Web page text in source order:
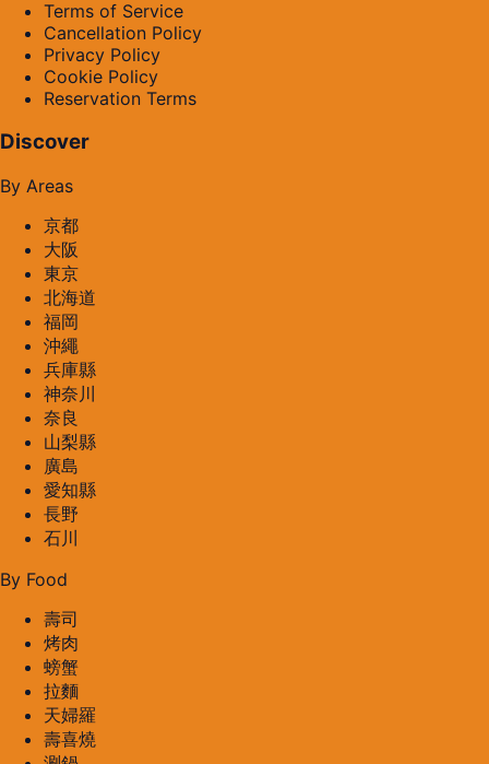
Terms of Service
Cancellation Policy
Privacy Policy
Cookie Policy
Reservation Terms
Discover
By Areas
京都
大阪
東京
北海道
福岡
沖繩
兵庫縣
神奈川
奈良
山梨縣
廣島
愛知縣
長野
石川
By Food
壽司
烤肉
螃蟹
拉麵
天婦羅
壽喜燒